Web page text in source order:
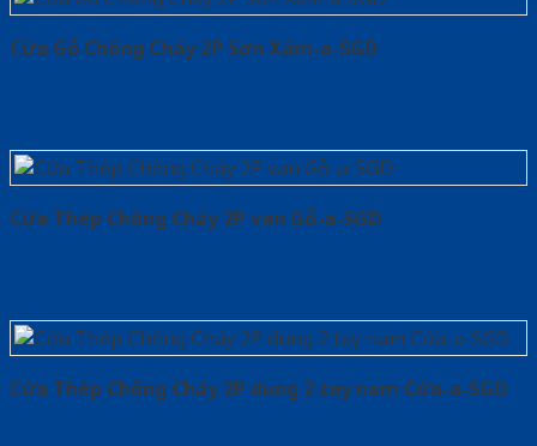
Cửa Gỗ Chống Cháy 2P Sơn Xám-a-SGD
Cửa Thép Chống Cháy 2P van Gỗ-a-SGD
Cửa Thép Chống Cháy 2P dung 2 tay nam Cửa-a-SGD